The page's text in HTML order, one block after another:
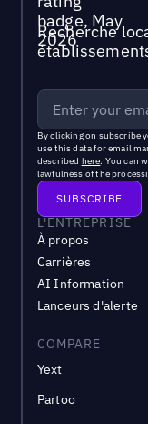
Recherche
By clicking on subscribe
use this data for email
described here. You can
lawfulness of the
L'ENTREPRISE
À propos
Carrières
AI Information
Lanceurs d'alerte
COMPARE
Yext
Partoo